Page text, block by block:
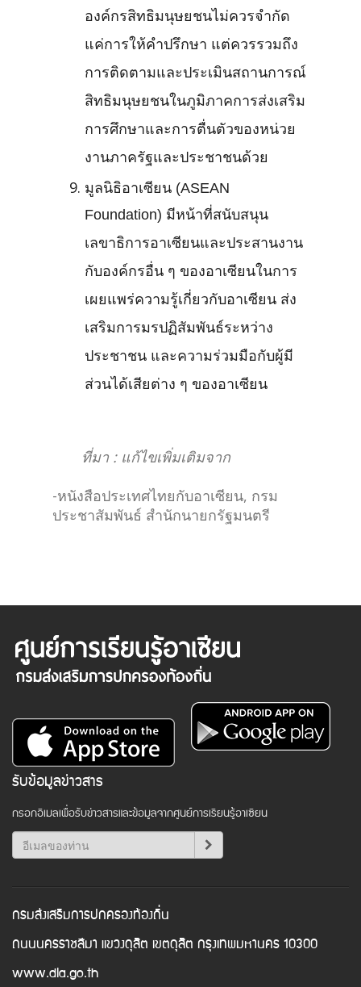
องค์กรสิทธิมนุษยชนไม่ควรจำกัด
แค่การให้คำปรึกษา แต่ควรรวมถึง
การติดตามและประเมินสถานการณ์
สิทธิมนุษยชนในภูมิภาคการส่งเสริม
การศึกษาและการตื่นตัวของหน่วย
งานภาครัฐและประชาชนด้วย
มูลนิธิอาเซียน (ASEAN
Foundation) มีหน้าที่สนับสนุน
เลขาธิการอาเซียนและประสานงาน
กับองค์กรอื่น ๆ ของอาเซียนในการ
เผยแพร่ความรู้เกี่ยวกับอาเซียน ส่ง
เสริมการมรปฏิสัมพันธ์ระหว่าง
ประชาชน และความร่วมมือกับผู้มี
ส่วนได้เสียต่าง ๆ ของอาเซียน
ที่มา : แก้ไขเพิ่มเติมจาก
-หนังสือประเทศไทยกับอาเซียน, กรม
ประชาสัมพันธ์ สำนักนายกรัฐมนตรี
รับข้อมูลข่าวสาร
กรอกอีเมลเพื่อรับข่าวสารและข้อมูลจากศูนย์การเรียนรู้อาเซียน
กรมส่งเสริมการปกครองท้องถิ่น
ถนนนครราชสีมา แขวงดุสิต เขตดุสิต กรุงเทพมหานคร 10300
www.dla.go.th